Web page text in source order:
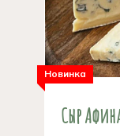
Новинка
Сыр